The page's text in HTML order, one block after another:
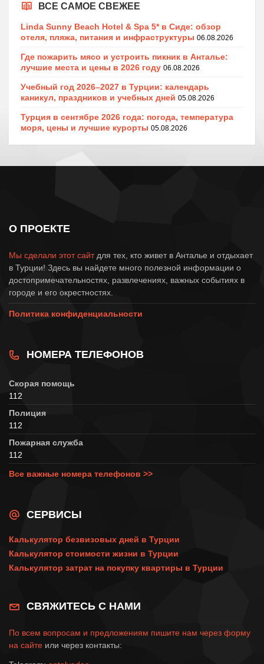
ВСЕ САМОЕ СВЕЖЕЕ
Linda Sunny Beach Hotel & Spa 5* в Сиде: обзор
отеля, пляжа, питания и инфраструктуры 06.08.2026
Где пожарить мясо и устроить пикник в Анталье:
лучшие места и цены в 2026 году 06.08.2026
Учебный год 2026–2027 в Турции: календарь
каникул, праздников и учебных дней 05.08.2026
Турция в сентябре 2026 года: погода, температура
моря, цены и лучшие курорты 05.08.2026
О ПРОЕКТЕ
Мы сделали этот сайтдля тех, кто живет в Анталье и отдыхает
в Турции! Здесь вы найдете много полезной информации о
достопримечательностях, развлечениях, важных событиях в
городе и его окрестностях.
Политика конфиденциальности
НОМЕРА ТЕЛЕФОНОВ
Скорая помощь
112
Полиция
112
Пожарная служба
112
Все важные номера телефонов >>
СЕРВИСЫ
Калькулятор безвизовых дней в Турции
Калькулятор стоимости жизни в Турции
Калькулятор затрат на покупку квартиры в Турции
СВЯЖИТЕСЬ С НАМИ
По всем вопросам и предложениям пишите нам через форму
на сайте или через контакты: